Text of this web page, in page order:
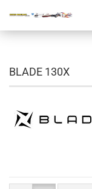
BLADE 130X